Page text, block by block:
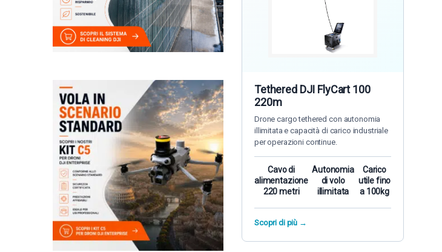
Tethered DJI FlyCart 100
220m
Drone cargo tethered con autonomia
illimitata e capacità di carico industriale
per operazioni continue.
Cavo di
alimentazione
220 metri
Autonomia
di volo
illimitata
Carico
utile fino
a 100kg
Scopri di più →